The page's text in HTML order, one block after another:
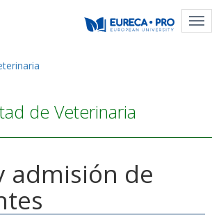
de Veterinaria
admisión de